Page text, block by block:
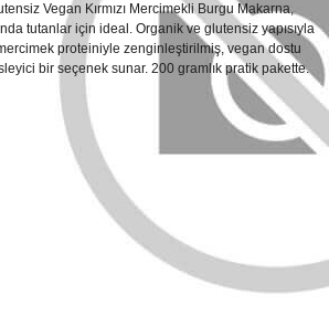
Vegan Kırmızı Mercimekli Burgu Makarna,
tutanlar için ideal. Organik ve glutensiz yapısıyla
mercimek proteiniyle zenginleştirilmiş, vegan dostu
bir seçenek sunar. 200 gramlık pratik pakette.
ürüne ilk yorumu siz yapın!
ürün açıklamalarında ve diğer
noktaları öneri formunu kullanarak